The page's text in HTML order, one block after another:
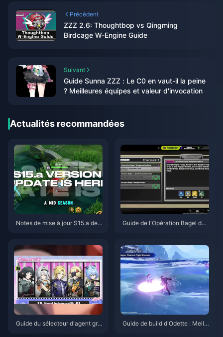
Précédent
ZZZ 2.6: Thoughtbop vs Qingming
Birdcage W-Engine Guide
Suivant
Guide Sunna ZZZ : Le C0 en vaut-il la peine
? Meilleures équipes et valeur d'invocation
Actualités recommandées
Notes de mise à jour S15.a de
Guide de l'Opération Bagel de
Guide du sélecteur d'agent gra
Guide de build d'Odette : Meille